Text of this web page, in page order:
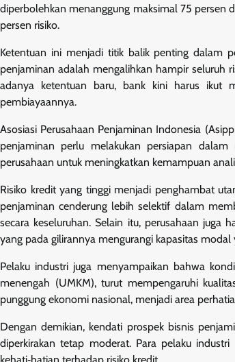
diperbolehkan menanggung maksimal 75 persen
persen risiko.
Ketentuan ini menjadi titik balik penting dalam
penjaminan adalah mengalihkan hampir seluruh
adanya ketentuan baru, bank kini harus ikut
pembiayaannya.
Asosiasi Perusahaan Penjaminan Indonesia
penjaminan perlu melakukan persiapan
perusahaan untuk meningkatkan kemampuan
Risiko kredit yang tinggi menjadi penghambat
penjaminan cenderung lebih selektif dalam
secara keseluruhan. Selain itu, perusahaan
yang pada gilirannya mengurangi kapasitas
Pelaku industri juga menyampaikan bahwa
menengah (UMKM), turut mempengaruhi
punggung ekonomi nasional, menjadi area
Dengan demikian, kendati prospek bisnis
diperkirakan tetap moderat. Para pelaku